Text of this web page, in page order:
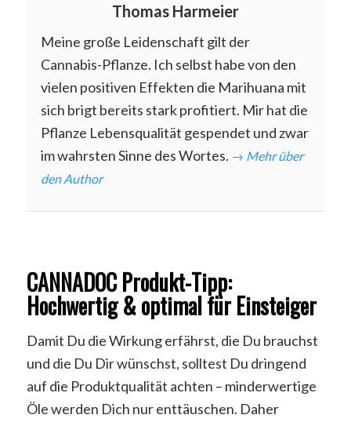
Thomas Harmeier
Meine große Leidenschaft gilt der
Cannabis-Pflanze. Ich selbst habe von den
vielen positiven Effekten die Marihuana mit
sich brigt bereits stark profitiert. Mir hat die
Pflanze Lebensqualität gespendet und zwar
im wahrsten Sinne des Wortes. → Mehr über
den Author
CANNADOC Produkt-Tipp:
Hochwertig & optimal für Einsteiger
Damit Du die Wirkung erfährst, die Du brauchst
und die Du Dir wünschst, solltest Du dringend
auf die Produktqualität achten – minderwertige
Öle werden Dich nur enttäuschen. Daher